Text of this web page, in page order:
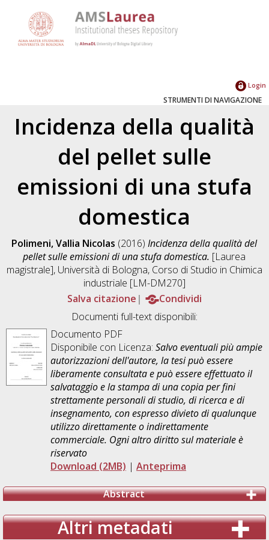
Login
STRUMENTI DI NAVIGAZIONE
Incidenza della qualità
del pellet sulle
emissioni di una stufa
domestica
Polimeni, Vallia Nicolas (2016)Incidenza della qualità del
pellet sulle emissioni di una stufa domestica. [Laurea
magistrale], Università di Bologna, Corso di Studio in Chimica
industriale [LM-DM270]
Salva citazione
Condividi
Documenti full-text disponibili:
Documento PDF
Disponibile con Licenza: Salvo eventuali più ampie
autorizzazioni dell'autore, la tesi può essere
liberamente consultata e può essere effettuato il
salvataggio e la stampa di una copia per fini
strettamente personali di studio, di ricerca e di
insegnamento, con espresso divieto di qualunque
utilizzo direttamente o indirettamente
commerciale. Ogni altro diritto sul materiale è
riservato
Download (2MB) | Anteprima
Abstract
Altri metadati